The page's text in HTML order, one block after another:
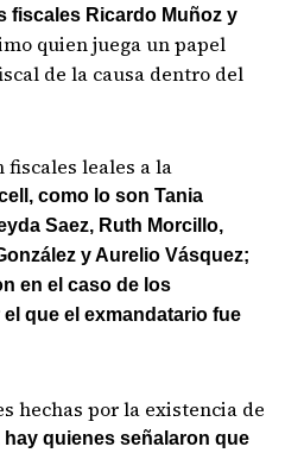
fiscales Ricardo Muñoz y
quien juega un papel
de la causa dentro del
leales a la
como lo son Tania
Saez, Ruth Morcillo,
y Aurelio Vásquez;
en el caso de los
que el exmandatario fue
hechas por la existencia de
hay quienes señalaron que